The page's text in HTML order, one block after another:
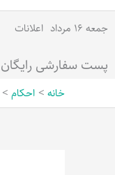
جمعه ۱۶ مرداد اعلانات
پست سفارشی رایگان برای
خانه احکام